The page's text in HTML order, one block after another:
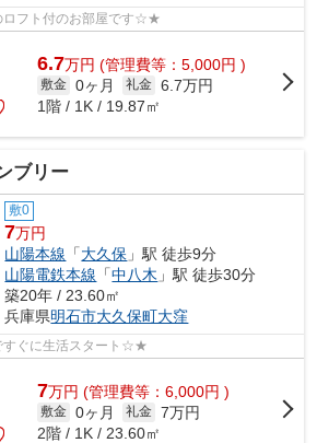
フト付のお部屋です☆★
6.7万円 (管理費等：5,000円 )
敷金 0ヶ月 礼金 6.7万円
1階 / 1K / 19.87㎡
ブリー
敷0
7万円
山陽本線 「大久保 」駅 徒歩9分
山陽電鉄本線 「中八木 」駅 徒歩30分
築20年 / 23.60㎡
兵庫県明石市大久保町大窪
ぐに生活スタート☆★
7万円 (管理費等：6,000円 )
敷金 0ヶ月 礼金 7万円
2階 / 1K / 23.60㎡